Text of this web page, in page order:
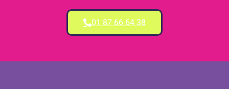
01 87 66 64 38